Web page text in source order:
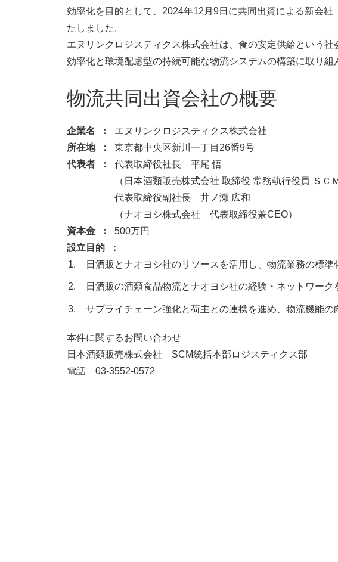
効率化を目的として、2024年12月9日に共同出資による新会
たしました。
エヌリンクロジスティクス株式会社は、食の安定供給という
効率化と環境配慮型の持続可能な物流システムの構築に取り組
物流共同出資会社の概要
企業名
エヌリンクロジスティクス株式会社
所在地
東京都中央区新川一丁目26番9号
代表者
代表取締役社長 平尾 悟
（日本酒類販売株式会社 取締役 常務執行役員 ＳＣ
代表取締役副社長 井ノ瀬 広和
（ナオヨシ株式会社 代表取締役兼CEO）
資本金
500万円
設立目的
日酒販とナオヨシ社のリソースを活用し、物流業務の標準
日酒販の酒類食品物流とナオヨシ社の経験・ネットワー
サプライチェーン強化と荷主との連携を進め、物流機能の
本件に関するお問い合わせ
日本酒類販売株式会社 SCM統括本部ロジスティクス部
電話 03-3552-0572